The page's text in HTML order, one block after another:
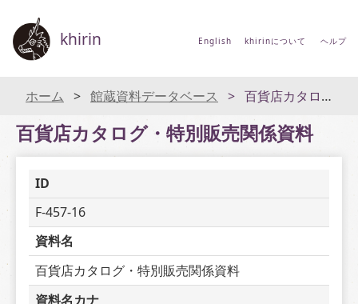
khirin English khirinについて ヘルプ
ホーム 館蔵資料データベース 百貨店カタログ・特別販売関係資料
百貨店カタログ・特別販売関係資料
ID
F-457-16
資料名
百貨店カタログ・特別販売関係資料
資料名カナ